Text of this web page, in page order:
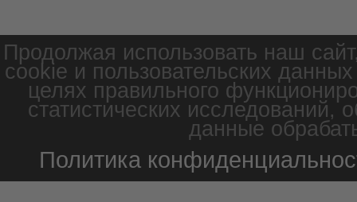
Продолжая использовать наш
cookie и пользовательских
целях правильного
статистических
данные
Политика